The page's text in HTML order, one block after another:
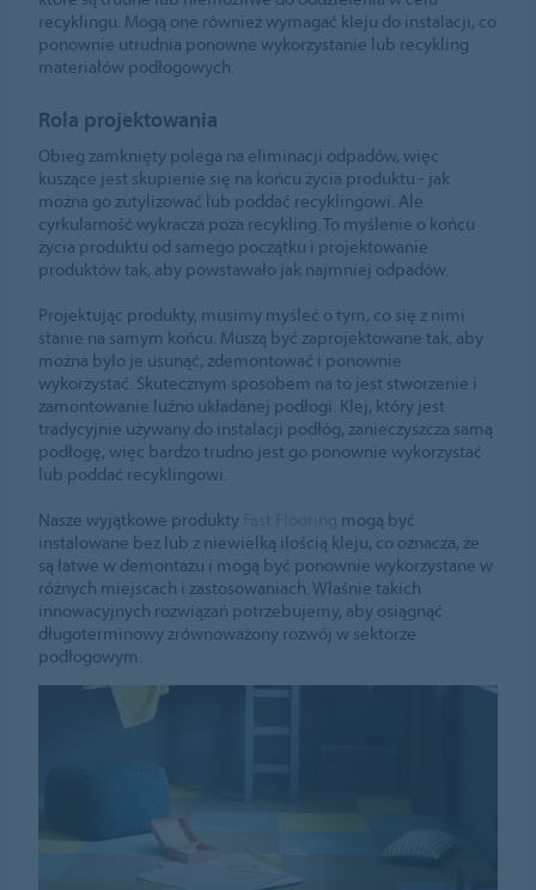
recyklingu. Mogą one również wymagać kleju do instalacji, co
ponownie utrudnia ponowne wykorzystanie lub recykling
materiałów podłogowych.
Rola projektowania
Obieg zamknięty polega na eliminacji odpadów, więc
kuszące jest skupienie się na końcu życia produktu - jak
można go zutylizować lub poddać recyklingowi. Ale
cyrkularność wykracza poza recykling. To myślenie o końcu
życia produktu od samego początku i projektowanie
produktów tak, aby powstawało jak najmniej odpadów.
Projektując produkty, musimy myśleć o tym, co się z nimi
stanie na samym końcu. Muszą być zaprojektowane tak, aby
można było je usunąć, zdemontować i ponownie
wykorzystać. Skutecznym sposobem na to jest stworzenie i
zamontowanie luźno układanej podłogi. Klej, który jest
tradycyjnie używany do instalacji podłóg, zanieczyszcza samą
podłogę, więc bardzo trudno jest go ponownie wykorzystać
lub poddać recyklingowi.
Nasze wyjątkowe produkty
mogą być
instalowane bez lub z niewielką ilością kleju, co oznacza, że
są łatwe w demontażu i mogą być ponownie wykorzystane w
różnych miejscach i zastosowaniach. Właśnie takich
innowacyjnych rozwiązań potrzebujemy, aby osiągnąć
długoterminowy zrównoważony rozwój w sektorze
podłogowym.